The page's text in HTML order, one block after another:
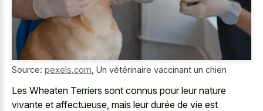
Source: pexels.com Un vétérinaire vaccinant un chien
Les Wheaten Terriers sont connus pour leur nature
vivante et affectueuse, mais leur durée de vie est